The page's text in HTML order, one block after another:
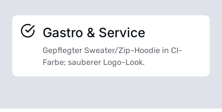
Gastro & Service
Gepflegter Sweater/Zip-Hoodie in CI-
Farbe; sauberer Logo-Look.